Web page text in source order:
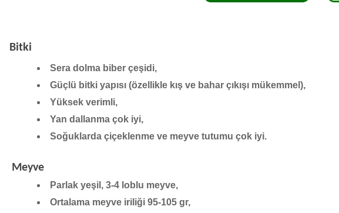
Bitki
Sera dolma biber çeşidi,
Güçlü bitki yapısı (özellikle kış ve bahar çıkışı mükemmel),
Yüksek verimli,
Yan dallanma çok iyi,
Soğuklarda çiçeklenme ve meyve tutumu çok iyi.
Meyve
Parlak yeşil, 3-4 loblu meyve,
Ortalama meyve iriliği 95-105 gr,